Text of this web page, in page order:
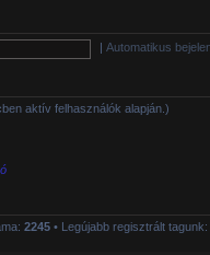
Automatikus
aktív felhasználók alapján.)
2245 • Legújabb regisztrált tagunk: